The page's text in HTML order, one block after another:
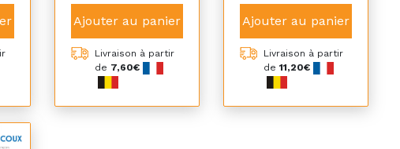
Ajouter au panier
Livraison à partir
de 7,60€
Ajouter au panier
Livraison à partir
de 11,20€